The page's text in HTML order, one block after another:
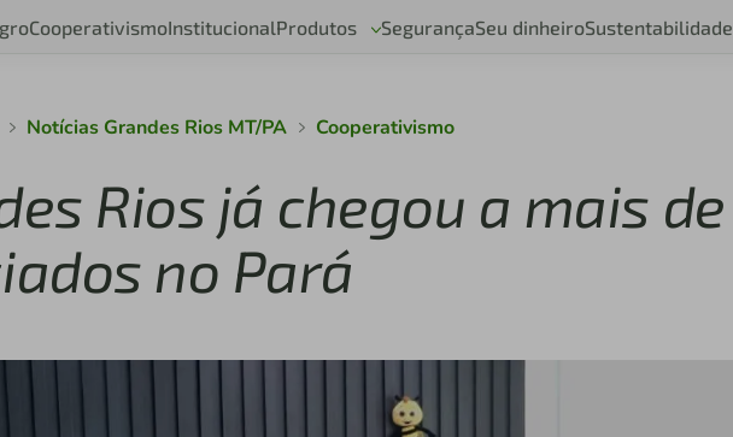
CooperativismoInstitucionalProdutos SegurançaSeu dinheiroSustentabilidade
Notícias Grandes Rios MT/PA Cooperativismo
Rios já chegou a mais de
no Pará